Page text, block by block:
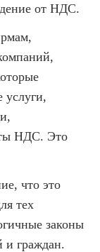
от НДС.
услуги,
НДС. Это
что это
тех
законы
и граждан.